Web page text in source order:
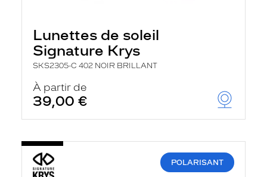
Lunettes de soleil
Signature Krys
SKS2305-C 402 NOIR BRILLANT
À partir de
39,00 €
POLARISANT